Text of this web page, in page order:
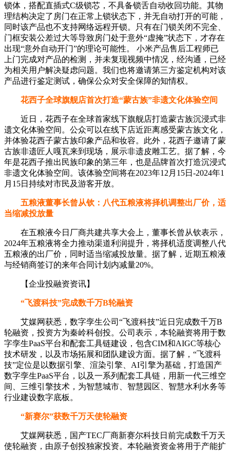
锁体，搭配直插式C级锁芯，不具备锁舌自动收回功能。其物
理结构决定了房门在正常上锁状态下，并无自动打开的可能，
同时该产品也不支持网络远程开锁。只有在门锁关闭不完全、
门框安装公差过大等导致房门处于意外“虚掩”状态下，才存在
出现“意外自动开门”的理论可能性。 小米产品售后工程师已
上门完成对产品的检测，并未复现视频中情况，经沟通，已经
为相关用户解决疑虑问题。我们也将邀请第三方鉴定机构对该
产品进行鉴定测试，确保公众对安全保障的知情权。
花西子全球旗舰店首次打造“蒙古族”非遗文化体验空间
近日，花西子在全球首家线下旗舰店打造蒙古族沉浸式非
遗文化体验空间。公众可以在线下店近距离感受蒙古族文化，
并体验花西子蒙古族印象产品和妆容。此外，花西子邀请了蒙
古族非遗匠人嘎瓦来到现场，展示非遗皮雕工艺。据了解，今
年是花西子推出民族印象的第三年，也是品牌首次打造沉浸式
非遗文化体验空间。该体验空间将在2023年12月15日-2024年1
月15日持续对市民及游客开放。
五粮液董事长曾从钦：八代五粮液将择机调整出厂价，适
当缩减投放量
在五粮液今日厂商共建共享大会上，董事长曾从钦表示，
2024年五粮液将全力推动渠道利润提升，将择机适度调整八代
五粮液的出厂价，同时适当缩减投放量。据了解，近期五粮液
与经销商签订的来年合同计划内减量20%。
【企业投融资资讯】
“飞渡科技”完成数千万B轮融资
艾媒网获悉，数字孪生公司“飞渡科技”近日完成数千万B
轮融资，投资方为秦岭科创投。公司表示，本轮融资将用于数
字孪生PaaS平台和配套工具链建设，包含CIM和AIGC等核心
技术研发，以及市场拓展和团队建设方面。据了解，“飞渡科
技”定位是以数据引擎、渲染引擎、AI引擎为基础，打造国产
数字孪生PaaS平台，以及一系列配套工具链，用新一代三维空
间、三维引擎技术，为智慧城市、智慧园区、智慧水利水务等
行业建设数字底板。
“新赛尔”获数千万天使轮融资
艾媒网获悉，国产TEC厂商新赛尔科技日前完成数千万天
使轮融资，由原子创投独家投资。本轮融资资金将用于产能扩